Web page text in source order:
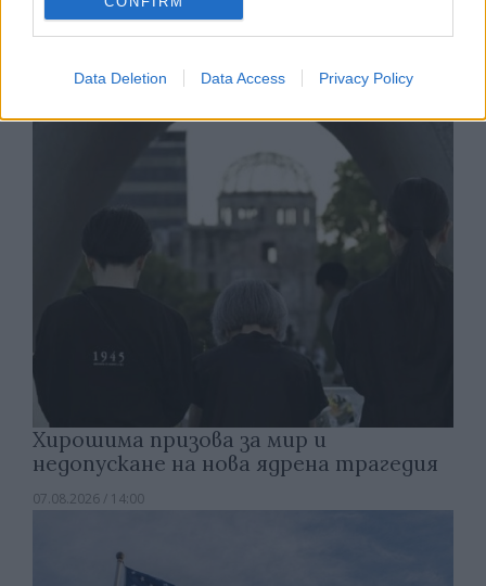
Data Deletion Data Access Privacy Policy
Франция ще забрани рекламните
обаждания без съгласието на
абонатите от 11 август
Хирошима призова за мир и
недопускане на нова ядрена трагедия
07.08.2026 / 14:00